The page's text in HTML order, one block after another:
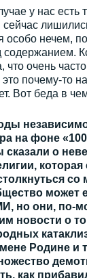
у нас
особо нечем,
что очень
почему-то
Вот беда в
на фоне
сказали о
со
может
но они, по-
новости о
Родине и
как